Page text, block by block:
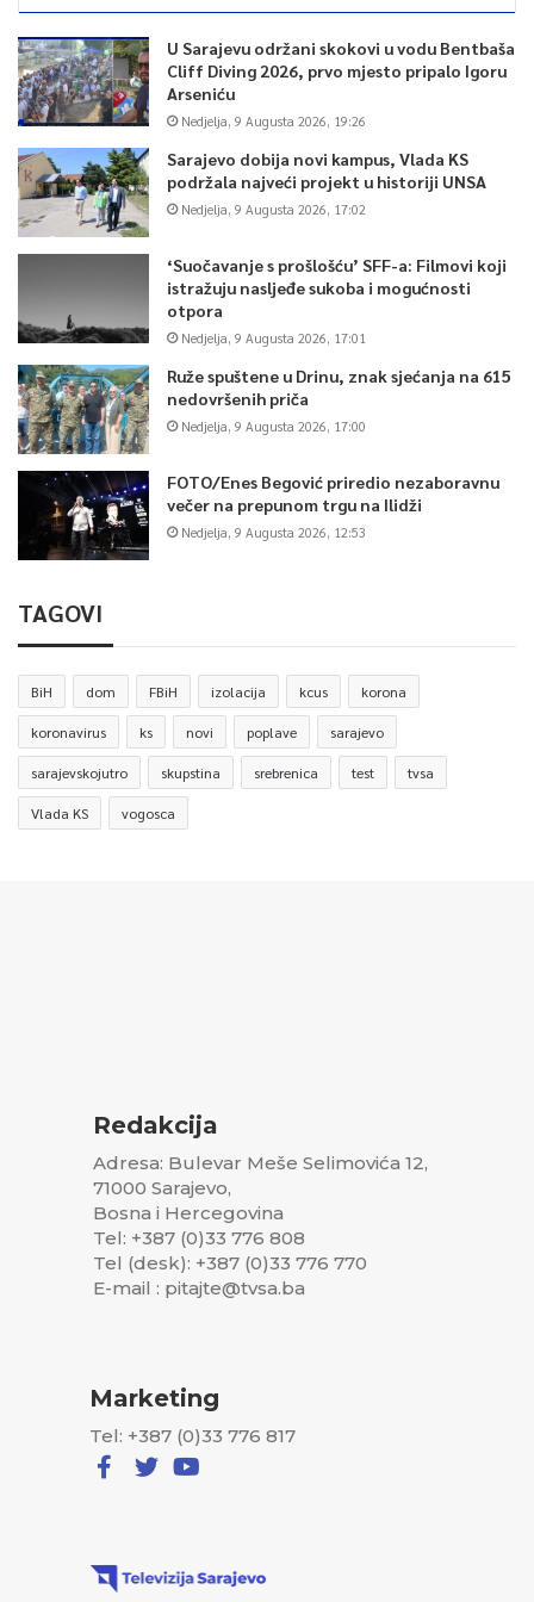
0
U Sarajevu održani skokovi u vodu Bentbaša
Cliff Diving 2026, prvo mjesto pripalo Igoru
Arseniću
Nedjelja, 9 Augusta 2026, 19:26
Sarajevo dobija novi kampus, Vlada KS
podržala najveći projekt u historiji UNSA
Nedjelja, 9 Augusta 2026, 17:02
‘Suočavanje s prošlošću’ SFF-a: Filmovi koji
istražuju nasljeđe sukoba i mogućnosti
otpora
Nedjelja, 9 Augusta 2026, 17:01
Ruže spuštene u Drinu, znak sjećanja na 615
nedovršenih priča
Nedjelja, 9 Augusta 2026, 17:00
FOTO/Enes Begović priredio nezaboravnu
večer na prepunom trgu na Ilidži
Nedjelja, 9 Augusta 2026, 12:53
TAGOVI
BiH dom FBiH izolacija kcus korona
koronavirus ks novi poplave sarajevo
sarajevskojutro skupstina srebrenica test tvsa
Vlada KS vogosca
Redakcija
Adresa: Bulevar Meše Selimovića 12,
71000 Sarajevo,
Bosna i Hercegovina
Tel: +387 (0)33 776 808
Tel (desk): +387 (0)33 776 770
E-mail : pitajte@tvsa.ba
Marketing
Tel: +387 (0)33 776 817